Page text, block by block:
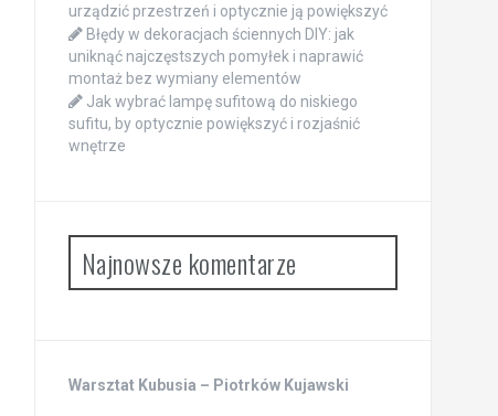
urządzić przestrzeń i optycznie ją powiększyć
Błędy w dekoracjach ściennych DIY: jak
uniknąć najczęstszych pomyłek i naprawić
montaż bez wymiany elementów
Jak wybrać lampę sufitową do niskiego
sufitu, by optycznie powiększyć i rozjaśnić
wnętrze
Najnowsze komentarze
Warsztat Kubusia – Piotrków Kujawski